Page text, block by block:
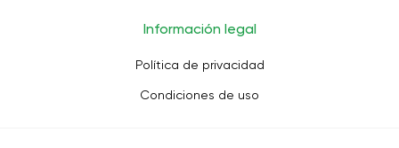
Información legal
Política de privacidad
Condiciones de uso